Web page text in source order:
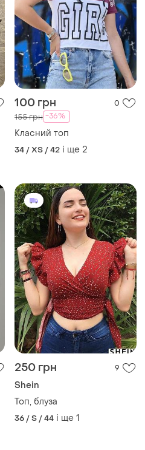
100 грн 0
155 грн -36%
Класний топ
34 / XS / 42 і ще 2
250 грн 9
Shein
Топ, блуза
36 / S / 44 і ще 1